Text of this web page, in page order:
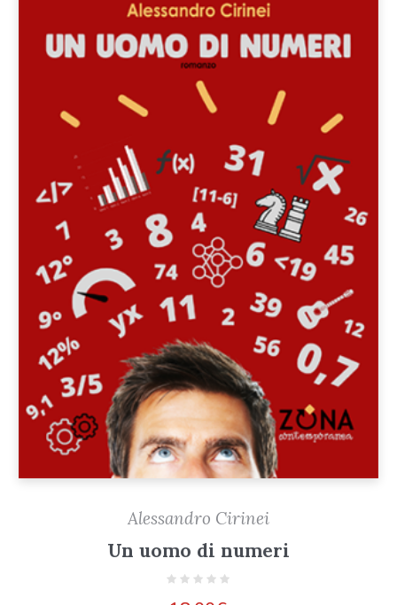
Alessandro Cirinei
Un uomo di numeri